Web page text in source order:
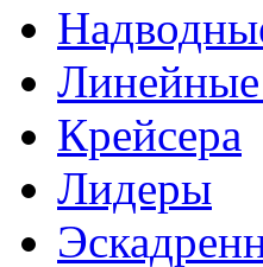
Линейные
Крейсера
Лидеры